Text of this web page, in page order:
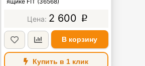
2 600 p
В корзину
Купить в 1 клик